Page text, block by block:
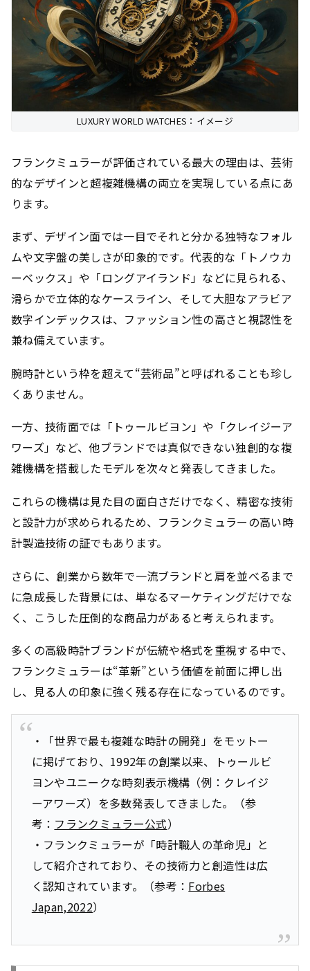
LUXURY WORLD WATCHES：イメージ
フランクミュラーが評価されている最大の理由は、芸術
的なデザインと超複雑機構の両立を実現している点にあ
ります。
まず、デザイン面では一目でそれと分かる独特なフォル
ムや文字盤の美しさが印象的です。代表的な「トノウカ
ーベックス」や「ロングアイランド」などに見られる、
滑らかで立体的なケースライン、そして大胆なアラビア
数字インデックスは、ファッション性の高さと視認性を
兼ね備えています。
腕時計という枠を超えて“芸術品”と呼ばれることも珍し
くありません。
一方、技術面では「トゥールビヨン」や「クレイジーア
ワーズ」など、他ブランドでは真似できない独創的な複
雑機構を搭載したモデルを次々と発表してきました。
これらの機構は見た目の面白さだけでなく、精密な技術
と設計力が求められるため、フランクミュラーの高い時
計製造技術の証でもあります。
さらに、創業から数年で一流ブランドと肩を並べるまで
に急成長した背景には、単なるマーケティングだけでな
く、こうした圧倒的な商品力があると考えられます。
多くの高級時計ブランドが伝統や格式を重視する中で、
フランクミュラーは“革新”という価値を前面に押し出
し、見る人の印象に強く残る存在になっているのです。
・「世界で最も複雑な時計の開発」をモットー
に掲げており、1992年の創業以来、トゥールビ
ヨンやユニークな時刻表示機構（例：クレイジ
ーアワーズ）を多数発表してきました。（参
考： フランクミュラー公式）
・フランクミュラーが「時計職人の革命児」と
して紹介されており、その技術力と創造性は広
く認知されています。（参考： Forbes
Japan,2022）